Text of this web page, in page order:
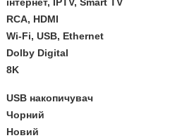
RCA, HDMI
Wi-Fi, USB, Ethernet
Dolby Digital
8K
USB накопичувач
Чорний
Новий